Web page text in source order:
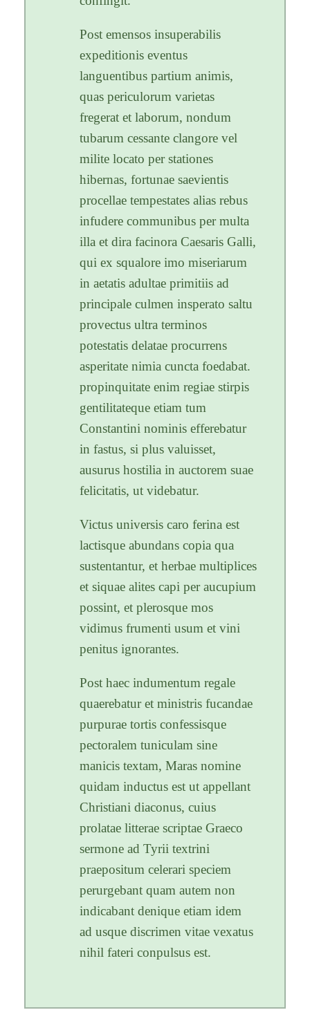
Post emensos insuperabilis
expeditionis eventus
languentibus partium animis,
quas periculorum varietas
fregerat et laborum, nondum
tubarum cessante clangore vel
milite locato per stationes
hibernas, fortunae saevientis
procellae tempestates alias rebus
infudere communibus per multa
illa et dira facinora Caesaris Galli,
qui ex squalore imo miseriarum
in aetatis adultae primitiis ad
principale culmen insperato saltu
provectus ultra terminos
potestatis delatae procurrens
asperitate nimia cuncta foedabat.
propinquitate enim regiae stirpis
gentilitateque etiam tum
Constantini nominis efferebatur
in fastus, si plus valuisset,
ausurus hostilia in auctorem suae
felicitatis, ut videbatur.
Victus universis caro ferina est
lactisque abundans copia qua
sustentantur, et herbae multiplices
et siquae alites capi per aucupium
possint, et plerosque mos
vidimus frumenti usum et vini
penitus ignorantes.
Post haec indumentum regale
quaerebatur et ministris fucandae
purpurae tortis confessisque
pectoralem tuniculam sine
manicis textam, Maras nomine
quidam inductus est ut appellant
Christiani diaconus, cuius
prolatae litterae scriptae Graeco
sermone ad Tyrii textrini
praepositum celerari speciem
perurgebant quam autem non
indicabant denique etiam idem
ad usque discrimen vitae vexatus
nihil fateri conpulsus est.